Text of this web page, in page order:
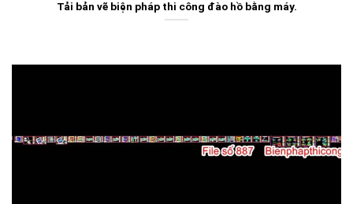
Tải bản vẽ biện pháp thi công đào hồ bằng máy.